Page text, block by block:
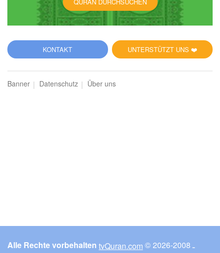
UNTERSTÜTZT UNS ❤️
KONTAKT
Banner Datenschutz Über uns
Alle Rechte vorbehalten tvQuran.com © ـ 2008-2026